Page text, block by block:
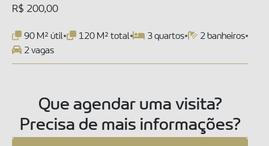
R$ 200,00
90 M² útil 120 M² total 3 quartos
2 banheiros
2 vagas
Que agendar uma visita?
Precisa de mais informações?